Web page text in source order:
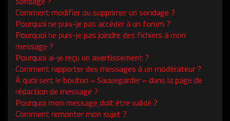
Comment modifier ou supprimer un sondage ?
Pourquoi ne puis-je pas accéder à un forum ?
Pourquoi ne puis-je pas joindre des fichiers à mon
message ?
Pourquoi ai-je reçu un avertissement ?
Comment rapporter des messages à un modérateur ?
À quoi sert le bouton « Sauvegarder » dans la page de
rédaction de message ?
Pourquoi mon message doit être validé ?
Comment remonter mon sujet ?